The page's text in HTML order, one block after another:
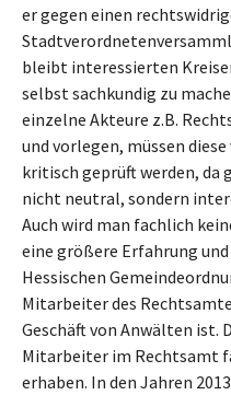
er gegen einen
bleibt interessierten
selbst sachkundig zu
einzelne Akteure z.B.
und vorlegen, müssen
kritisch geprüft werden, da
nicht neutral, sondern
Auch wird man fachlich
eine größere Erfahrung
Hessischen
Mitarbeiter des
Geschäft von Anwälten ist.
Mitarbeiter im Rechtsamt
erhaben. In den Jahren